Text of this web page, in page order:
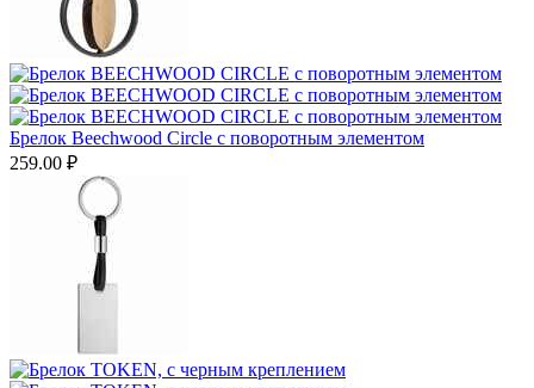
Брелок Beechwood Circle с поворотным элементом
259.00 ₽